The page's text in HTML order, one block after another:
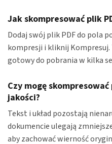
Jak skompresować plik
Dodaj swój plik PDF do pola
kompresji i kliknij
gotowy do pobrania w kilka
Czy mogę
jakości?
Tekst i układ pozostają
dokumencie ulegają
aby zachować wierność